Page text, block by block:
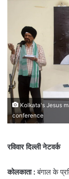
Kolkata's Jesus
conference
रविवार दिल्ली नेटवर्क
कोलकाता :बंगाल के